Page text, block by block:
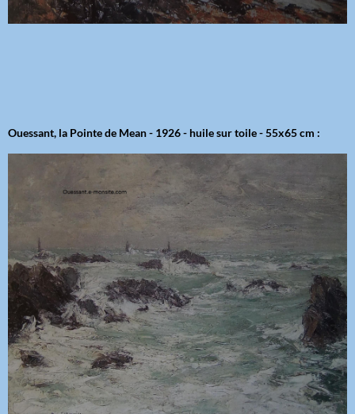
Ouessant, la Pointe de Mean - 1926 - huile sur toile - 55x65 cm :